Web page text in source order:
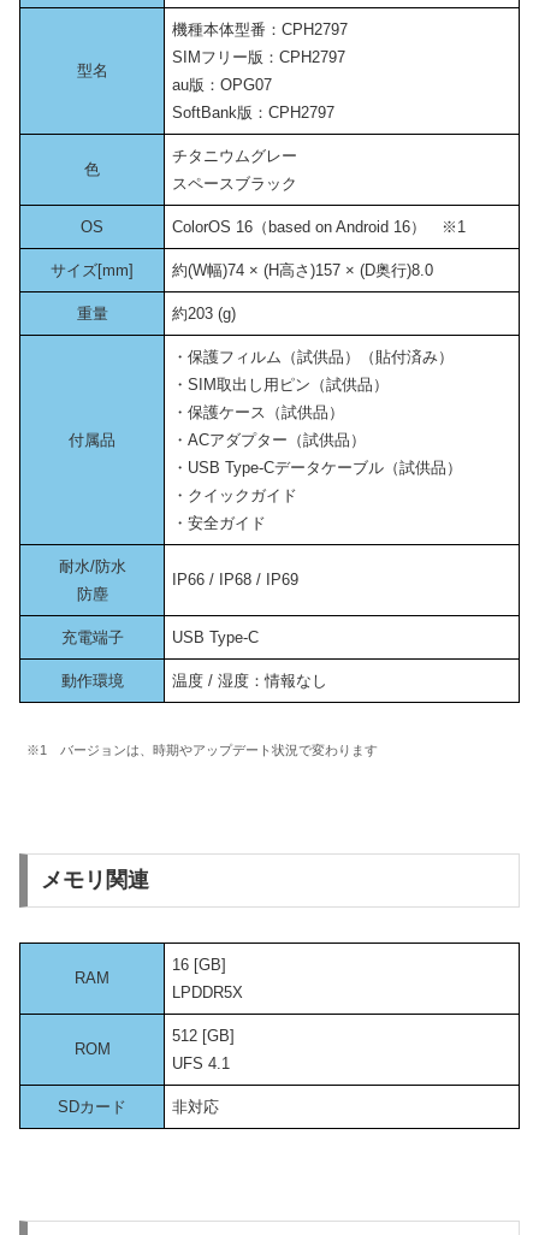
型名
機種本体型番：CPH2797
SIMフリー版：CPH2797
au版：OPG07
SoftBank版：CPH2797
色
チタニウムグレー
スペースブラック
OS ColorOS 16（based on Android 16） ※1
サイズ[mm] 約(W幅)74 × (H高さ)157 × (D奥行)8.0
重量 約203 (g)
付属品
・保護フィルム（試供品）（貼付済み）
・SIM取出し用ピン（試供品）
・保護ケース（試供品）
・ACアダプター（試供品）
・USB Type-Cデータケーブル（試供品）
・クイックガイド
・安全ガイド
耐水/防水
防塵
IP66 / IP68 / IP69
充電端子 USB Type-C
動作環境 温度 / 湿度：情報なし
※1 バージョンは、時期やアップデート状況で変わります
メモリ関連
RAM
16 [GB]
LPDDR5X
ROM
512 [GB]
UFS 4.1
SDカード 非対応